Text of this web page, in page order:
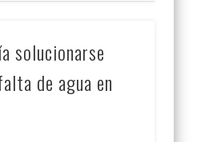
solucionarse
de agua en